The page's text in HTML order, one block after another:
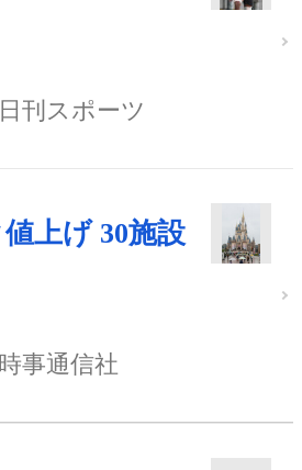
日刊スポーツ
上げ 30施設
時事通信社